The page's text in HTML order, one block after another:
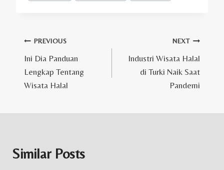
Post
navigation
PREVIOUS
Ini Dia Panduan
Lengkap Tentang
Wisata Halal
NEXT
Industri Wisata Halal
di Turki Naik Saat
Pandemi
Similar Posts